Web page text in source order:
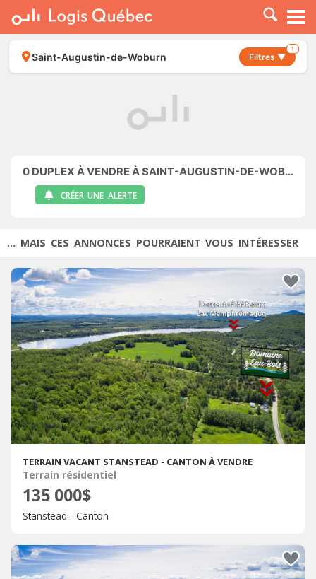
À LOUER
À VENDRE
PLACER UNE ANNONCE
Saint-Augustin-de-Woburn Filtres ▼
1
0 DUPLEX À VENDRE À SAINT-AUGUSTIN-DE-WOBURN
CRÉER UNE ALERTE
... MAIS CES ANNONCES POURRAIENT VOUS INTÉRESSER
TERRAIN VACANT STANSTEAD - CANTON À VENDRE
Terrain résidentiel
135 000$
Stanstead - Canton